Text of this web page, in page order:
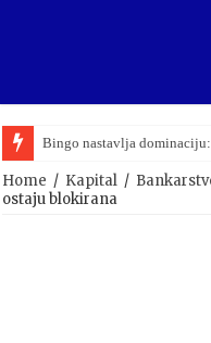
Bingo nastavlja
Home / Kapital /
ostaju blokirana